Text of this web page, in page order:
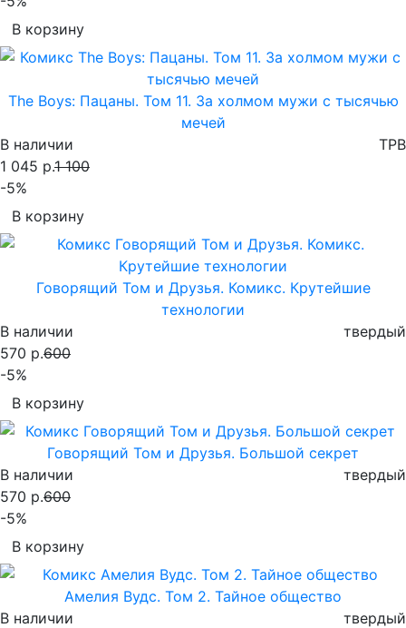
В корзину
The Boys: Пацаны. Том 11. За холмом мужи с тысячью
мечей
В наличии
TPB
1 045 р.1 100
-5%
В корзину
Говорящий Том и Друзья. Комикс. Крутейшие
технологии
В наличии
твердый
570 р.600
-5%
В корзину
Говорящий Том и Друзья. Большой секрет
В наличии
твердый
570 р.600
-5%
В корзину
Амелия Вудс. Том 2. Тайное общество
В наличии
твердый